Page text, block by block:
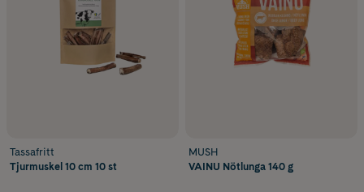
Tassafritt
Tjurmuskel 10 cm 10 st
MUSH
VAINU Nötlunga 140 g